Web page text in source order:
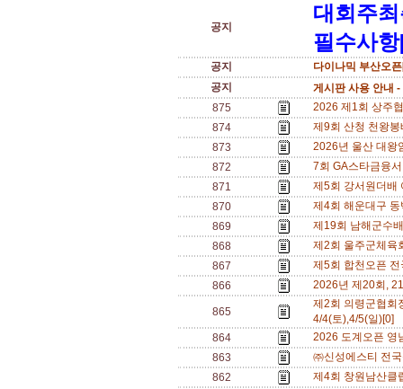
공지
대회주
필수사
공지
다이나믹 부산오
공지
게시판 사용 안내 -
875
2026 제1회 상주
874
제9회 산청 천왕
873
2026년 울산 대왕
872
7회 GA스타금융
871
제5회 강서원더
870
제4회 해운대구
869
제19회 남해군수
868
제2회 울주군체육
867
제5회 합천오픈
866
2026년 제20회,
865
제2회 의령군협회
4/4(토),4/5(일)[0]
864
2026 도계오픈 영
863
㈜신성에스티 전
862
제4회 창원남산클